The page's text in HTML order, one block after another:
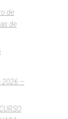
de
de
2026 –